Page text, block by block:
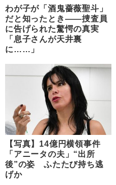
わが子が「酒鬼薔薇聖斗」
だと知ったとき――捜査員
に告げられた驚愕の真実
「息子さんが天井裏
に……」
【写真】14億円横領事件
「アニータの夫」“出所
後”の姿 ふたたび持ち逃
げか